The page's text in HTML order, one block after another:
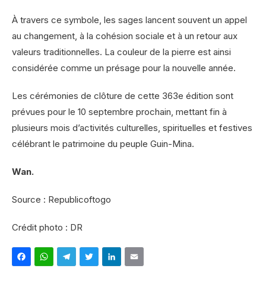
À travers ce symbole, les sages lancent souvent un appel
au changement, à la cohésion sociale et à un retour aux
valeurs traditionnelles. La couleur de la pierre est ainsi
considérée comme un présage pour la nouvelle année.
Les cérémonies de clôture de cette 363e édition sont
prévues pour le 10 septembre prochain, mettant fin à
plusieurs mois d’activités culturelles, spirituelles et festives
célébrant le patrimoine du peuple Guin-Mina.
Wan.
Source : Republicoftogo
Crédit photo : DR
Facebook
WhatsApp
Telegram
Twitter
LinkedIn